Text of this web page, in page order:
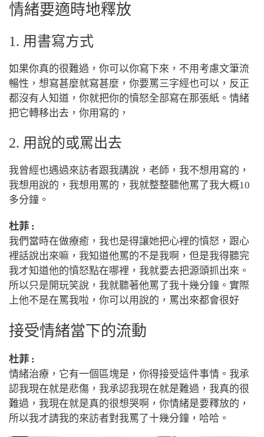
情緒要適時地釋放
1. 用書寫方式
如果你真的很難過，你可以你寫下來，不用考慮文筆流
暢性，想寫甚麼就寫甚麼，你要罵三字經也可以，反正
都沒有人知道，你就把你的憤怒全部寫在那張紙。情緒
把它轉移出去，你用寫的，
2. 用說的或罵出去
我曾經也遇過來訪者跟我講說，老師，我不想用寫的，
我想用說的，我想用罵的，我就整整聽他罵了我大概10
多分鐘。
杜菲 :
我們當時在做療癒，我也是得讓她把心裡的憤怒，跟心
裡話說出來嘛，我知道他罵的不是我啊，但是我得聽完
我才知道他的憤怒點在哪裡，我就要去把源頭抓出來。
所以只是開玩笑說，我就聽著他罵了我十幾分鐘。實際
上他不是在罵我啦，你可以用說的，罵出來都會很好
接受情緒當下的流動
杜菲 :
情緒治療，它有一個區塊是，你得接受這件事情。我承
認我現在就是悲傷，我承認我現在就是難過，我真的很
難過，我現在就是真的很想哭啊，你情緒是要釋放的，
所以我才請我的來訪者對我罵了十幾分鐘，哈哈。